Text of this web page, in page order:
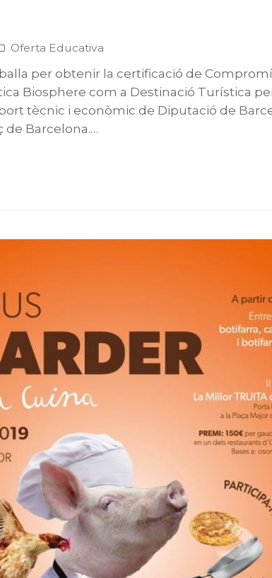
Oferta Educativa
per obtenir la certificació de
Biosphere com a Destinació Turística
tècnic i econòmic de Diputació de
de Barcelona.…